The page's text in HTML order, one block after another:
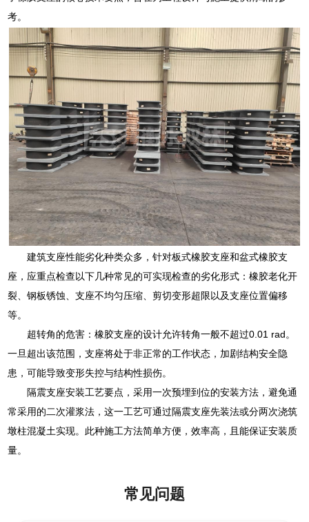
考。
建筑支座性能劣化种类众多，针对板式橡胶支座和盆式橡胶支
座，应重点检查以下几种常见的可实现检查的劣化形式：橡胶老化开
裂、钢板锈蚀、支座不均匀压缩、剪切变形超限以及支座位置偏移
等。
超转角的危害：橡胶支座的设计允许转角一般不超过0.01 rad。
一旦超出该范围，支座将处于非正常的工作状态，加剧结构安全隐
患，可能导致变形失控与结构性损伤。
隔震支座安装工艺要点，采用一次预埋到位的安装方法，避免通
常采用的二次灌浆法，这一工艺可通过隔震支座先装法或分两次浇筑
墩柱混凝土实现。此种施工方法简单方便，效率高，且能保证安装质
量。
常见问题